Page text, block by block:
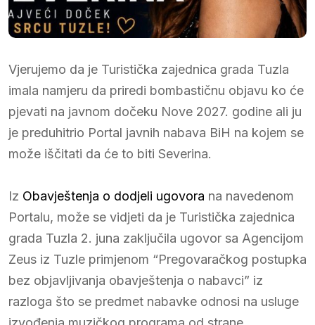
Vjerujemo da je Turistička zajednica grada Tuzla
imala namjeru da priredi bombastičnu objavu ko će
pjevati na javnom dočeku Nove 2027. godine ali ju
je preduhitrio Portal javnih nabava BiH na kojem se
može iščitati da će to biti Severina.
Iz Obavještenja o dodjeli ugovora na navedenom
Portalu, može se vidjeti da je Turistička zajednica
grada Tuzla 2. juna zaključila ugovor sa Agencijom
Zeus iz Tuzle primjenom “Pregovaračkog postupka
bez objavljivanja obavještenja o nabavci” iz
razloga što se predmet nabavke odnosi na usluge